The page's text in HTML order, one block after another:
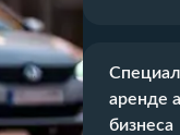
аренде
бизнеса